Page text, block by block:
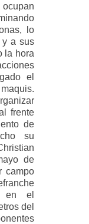
lo
y a sus
la hora
el
frente
de
su
de
campo
en el
del